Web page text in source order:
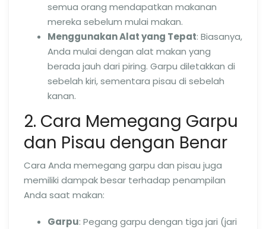
semua orang mendapatkan makanan
mereka sebelum mulai makan.
Menggunakan Alat yang Tepat: Biasanya,
Anda mulai dengan alat makan yang
berada jauh dari piring. Garpu diletakkan di
sebelah kiri, sementara pisau di sebelah
kanan.
2. Cara Memegang Garpu
dan Pisau dengan Benar
Cara Anda memegang garpu dan pisau juga
memiliki dampak besar terhadap penampilan
Anda saat makan:
Garpu: Pegang garpu dengan tiga jari (jari